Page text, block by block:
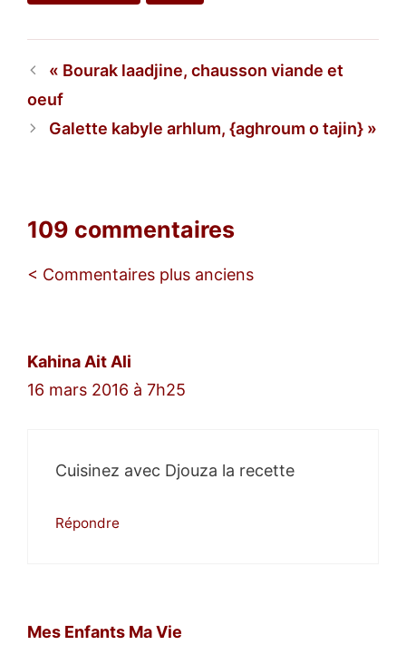
Bourak laadjine, chausson viande et
oeuf
Galette kabyle arhlum, {aghroum o tajin}
109 commentaires
Navigation
< Commentaires plus anciens
Kahina Ait Ali
16 mars 2016 à 7h25
Cuisinez avec Djouza la recette
Répondre
Mes Enfants Ma Vie